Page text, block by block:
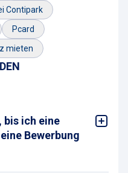
Contipark
Pcard
mieten
bis ich eine
Bewerbung